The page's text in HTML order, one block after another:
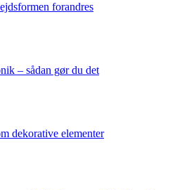
forandres
– sådan gør du det
dekorative elementer